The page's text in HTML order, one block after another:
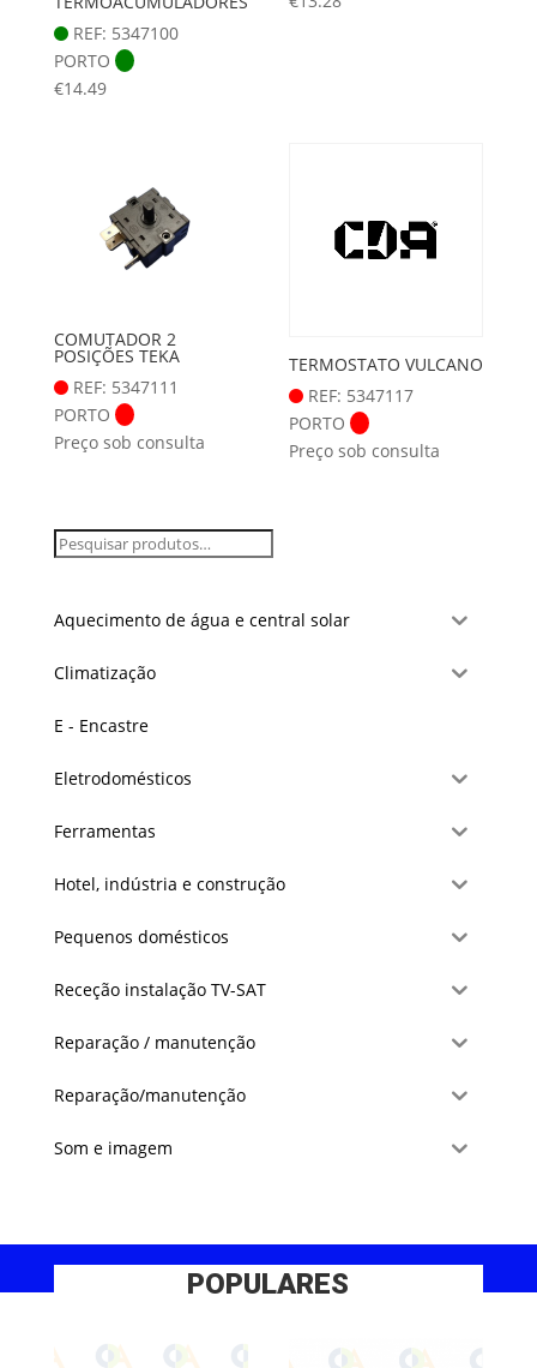
REF: 5347100
PORTO
€14.49
COMUTADOR 2
POSIÇÕES TEKA
REF: 5347111
PORTO
Preço sob consulta
TERMOSTATO VULCANO
REF: 5347117
PORTO
Preço sob consulta
Aquecimento de água e central solar
Climatização
E - Encastre
Eletrodomésticos
Ferramentas
Hotel, indústria e construção
Pequenos domésticos
Receção instalação TV-SAT
Reparação / manutenção
Reparação/manutenção
Som e imagem
POPULARES